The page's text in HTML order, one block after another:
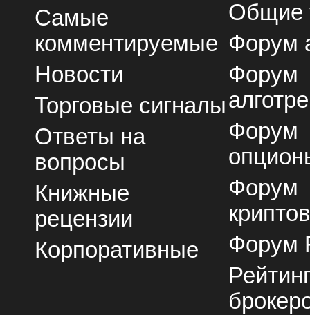
Самые
комментируемые
Новости
Торговые сигналы
Ответы на
вопросы
Книжные
рецензии
Корпоративные
Общие
Форум
Форум
Форум
Форум
Форум